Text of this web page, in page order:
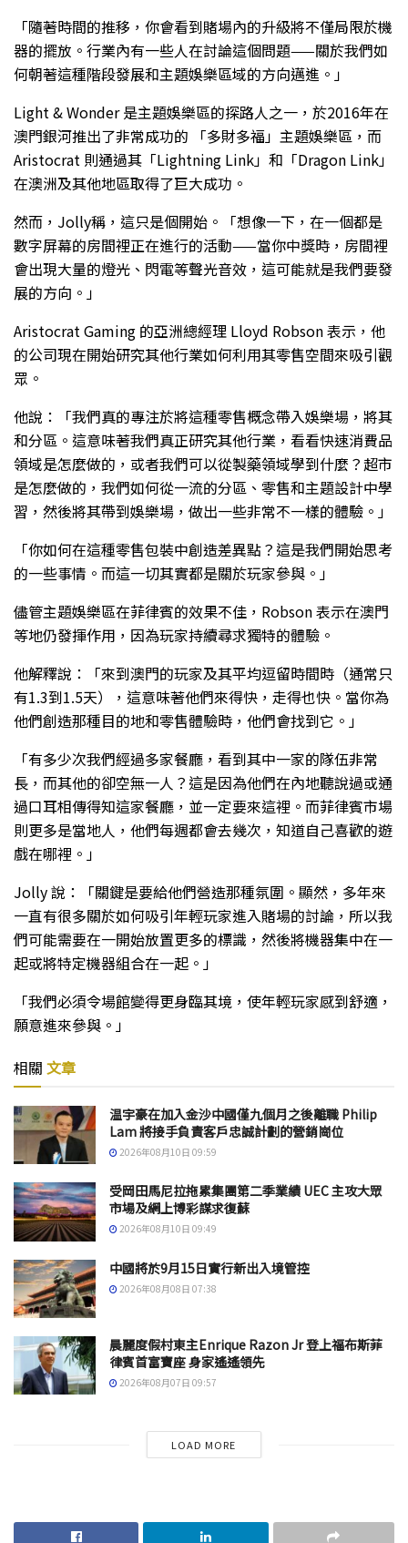
「隨著時間的推移，你會看到賭場內的升級將不僅局限於機
器的擺放。行業內有一些人在討論這個問題——關於我們如
何朝著這種階段發展和主題娛樂區域的方向邁進。」
Light & Wonder 是主題娛樂區的探路人之一，於2016年在
澳門銀河推出了非常成功的 「多財多福」主題娛樂區，而
Aristocrat 則通過其「Lightning Link」和「Dragon Link」
在澳洲及其他地區取得了巨大成功。
然而，Jolly稱，這只是個開始。「想像一下，在一個都是
數字屏幕的房間裡正在進行的活動——當你中獎時，房間裡
會出現大量的燈光、閃電等聲光音效，這可能就是我們要發
展的方向。」
Aristocrat Gaming 的亞洲總經理 Lloyd Robson 表示，他
的公司現在開始研究其他行業如何利用其零售空間來吸引觀
眾。
他說：「我們真的專注於將這種零售概念帶入娛樂場，將其
和分區。這意味著我們真正研究其他行業，看看快速消費品
領域是怎麼做的，或者我們可以從製藥領域學到什麼？超市
是怎麼做的，我們如何從一流的分區、零售和主題設計中學
習，然後將其帶到娛樂場，做出一些非常不一樣的體驗。」
「你如何在這種零售包裝中創造差異點？這是我們開始思考
的一些事情。而這一切其實都是關於玩家參與。」
儘管主題娛樂區在菲律賓的效果不佳，Robson 表示在澳門
等地仍發揮作用，因為玩家持續尋求獨特的體驗。
他解釋說：「來到澳門的玩家及其平均逗留時間時（通常只
有1.3到1.5天），這意味著他們來得快，走得也快。當你為
他們創造那種目的地和零售體驗時，他們會找到它。」
「有多少次我們經過多家餐廳，看到其中一家的隊伍非常
長，而其他的卻空無一人？這是因為他們在內地聽說過或通
過口耳相傳得知這家餐廳，並一定要來這裡。而菲律賓市場
則更多是當地人，他們每週都會去幾次，知道自己喜歡的遊
戲在哪裡。」
Jolly 說：「關鍵是要給他們營造那種氛圍。顯然，多年來
一直有很多關於如何吸引年輕玩家進入賭場的討論，所以我
們可能需要在一開始放置更多的標識，然後將機器集中在一
起或將特定機器組合在一起。」
「我們必須令場館變得更身臨其境，使年輕玩家感到舒適，
願意進來參與。」
相關 文章
温宇豪在加入金沙中國僅九個月之後離職 Philip
Lam 將接手負責客戶忠誠計劃的營銷崗位
2026年08月10日 09:59
受岡田馬尼拉拖累集團第二季業績 UEC 主攻大眾
市場及網上博彩謀求復蘇
2026年08月10日 09:49
中國將於9月15日實行新出入境管控
2026年08月08日 07:38
晨麗度假村東主Enrique Razon Jr 登上福布斯菲
律賓首富寶座 身家遙遙領先
2026年08月07日 09:57
LOAD MORE